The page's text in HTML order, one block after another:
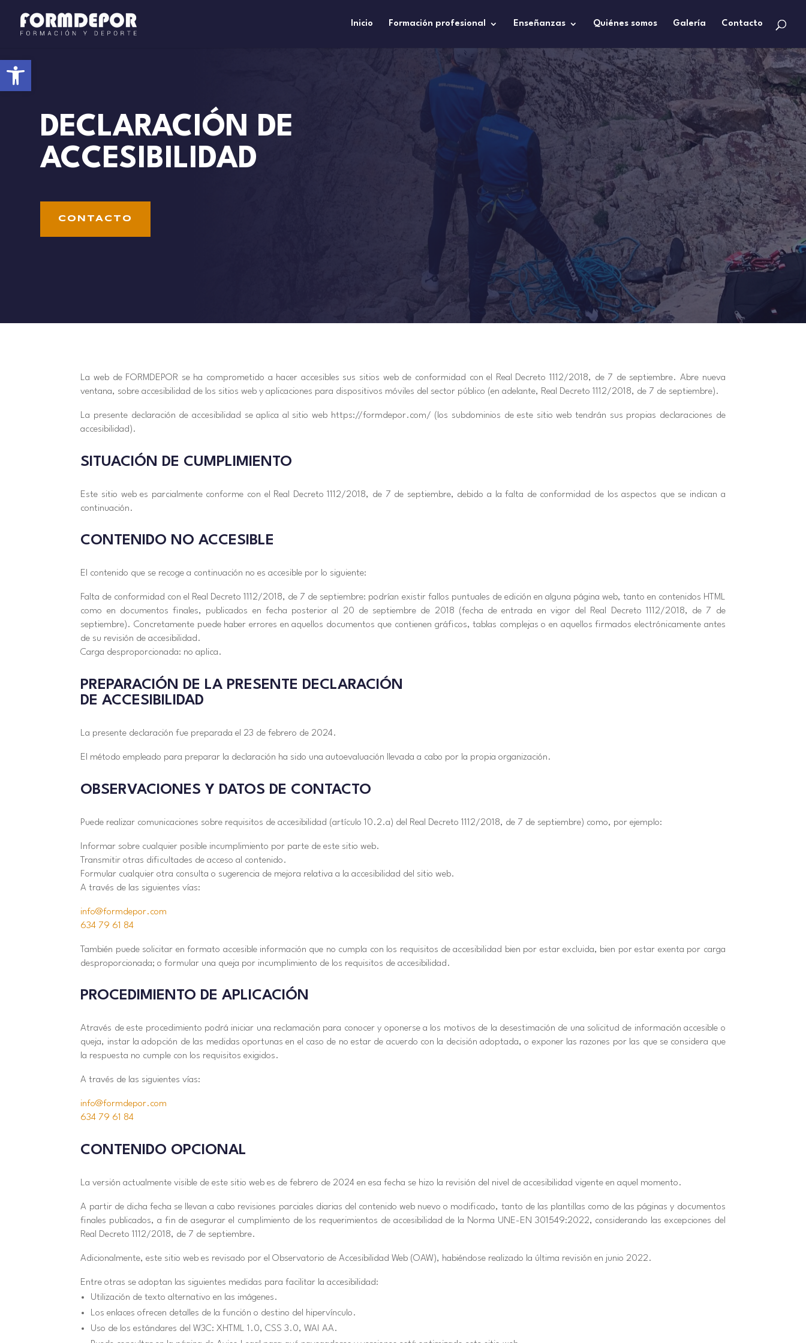
Abrir barra de herramientas
Inicio Formación profesional Enseñanzas Quiénes somos Galería Contacto
DECLARACIÓN DE
ACCESIBILIDAD
CONTACTO
La web de FORMDEPOR se ha comprometido a hacer accesibles sus sitios web de conformidad con el Real Decreto 1112/2018, de 7 de septiembre. Abre nueva
ventana, sobre accesibilidad de los sitios web y aplicaciones para dispositivos móviles del sector público (en adelante, Real Decreto 1112/2018, de 7 de septiembre).
La presente declaración de accesibilidad se aplica al sitio web https://formdepor.com/ (los subdominios de este sitio web tendrán sus propias declaraciones de
accesibilidad).
SITUACIÓN DE CUMPLIMIENTO
Este sitio web es parcialmente conforme con el Real Decreto 1112/2018, de 7 de septiembre, debido a la falta de conformidad de los aspectos que se indican a
continuación.
CONTENIDO NO ACCESIBLE
El contenido que se recoge a continuación no es accesible por lo siguiente:
Falta de conformidad con el Real Decreto 1112/2018, de 7 de septiembre: podrían existir fallos puntuales de edición en alguna página web, tanto en contenidos HTML
como en documentos finales, publicados en fecha posterior al 20 de septiembre de 2018 (fecha de entrada en vigor del Real Decreto 1112/2018, de 7 de
septiembre). Concretamente puede haber errores en aquellos documentos que contienen gráficos, tablas complejas o en aquellos firmados electrónicamente antes
de su revisión de accesibilidad.
Carga desproporcionada: no aplica.
PREPARACIÓN DE LA PRESENTE DECLARACIÓN
DE ACCESIBILIDAD
La presente declaración fue preparada el 23 de febrero de 2024.
El método empleado para preparar la declaración ha sido una autoevaluación llevada a cabo por la propia organización.
OBSERVACIONES Y DATOS DE CONTACTO
Puede realizar comunicaciones sobre requisitos de accesibilidad (artículo 10.2.a) del Real Decreto 1112/2018, de 7 de septiembre) como, por ejemplo:
Informar sobre cualquier posible incumplimiento por parte de este sitio web.
Transmitir otras dificultades de acceso al contenido.
Formular cualquier otra consulta o sugerencia de mejora relativa a la accesibilidad del sitio web.
A través de las siguientes vías:
info@formdepor.com
634 79 61 84
También puede solicitar en formato accesible información que no cumpla con los requisitos de accesibilidad bien por estar excluida, bien por estar exenta por carga
desproporcionada; o formular una queja por incumplimiento de los requisitos de accesibilidad.
PROCEDIMIENTO DE APLICACIÓN
Através de este procedimiento podrá iniciar una reclamación para conocer y oponerse a los motivos de la desestimación de una solicitud de información accesible o
queja, instar la adopción de las medidas oportunas en el caso de no estar de acuerdo con la decisión adoptada, o exponer las razones por las que se considera que
la respuesta no cumple con los requisitos exigidos.
A través de las siguientes vías:
info@formdepor.com
634 79 61 84
CONTENIDO OPCIONAL
La versión actualmente visible de este sitio web es de febrero de 2024 en esa fecha se hizo la revisión del nivel de accesibilidad vigente en aquel momento.
A partir de dicha fecha se llevan a cabo revisiones parciales diarias del contenido web nuevo o modificado, tanto de las plantillas como de las páginas y documentos
finales publicados, a fin de asegurar el cumplimiento de los requerimientos de accesibilidad de la Norma UNE-EN 301549:2022, considerando las excepciones del
Real Decreto 1112/2018, de 7 de septiembre.
Adicionalmente, este sitio web es revisado por el Observatorio de Accesibilidad Web (OAW), habiéndose realizado la última revisión en junio 2022.
Entre otras se adoptan las siguientes medidas para facilitar la accesibilidad:
Utilización de texto alternativo en las imágenes.
Los enlaces ofrecen detalles de la función o destino del hipervínculo.
Uso de los estándares del W3C: XHTML 1.0, CSS 3.0, WAI AA.